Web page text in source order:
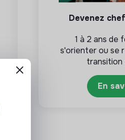
Devenez
1 à 2 ans de
s'orienter ou se
transition
En